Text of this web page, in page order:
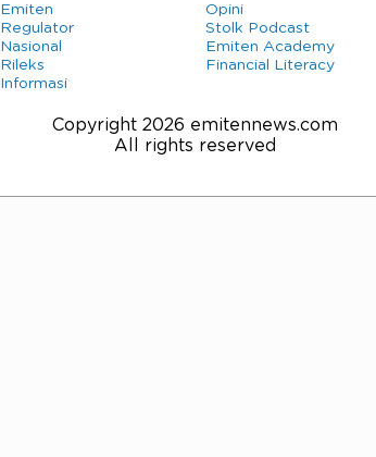
Emiten
Regulator
Nasional
Rileks
Informasi
Opini
Stolk Podcast
Emiten Academy
Financial Literacy
Copyright 2026 emitennews.com
All rights reserved